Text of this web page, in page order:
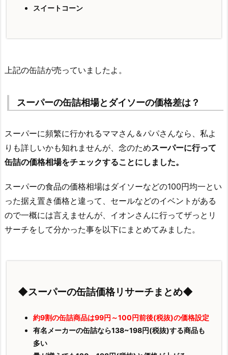
スイートコーン
上記の缶詰が売っていましたよ。
スーパーの缶詰相場とダイソーの価格差は？
スーパーに頻繁に行かれるママさん＆パパさんなら、私よ
りも詳しいかも知れませんが、念のためスーパーに行って
缶詰の価格相場をチェックすることにしました。
スーパーの食品の価格相場はダイソーなどの100円均一とい
った据え置き価格と違って、セールなどのイベントがある
ので一概には言えませんが、イオンさんに行ってザっとリ
サーチをして分かった事を以下にまとめてみました。
◆スーパーの缶詰価格リサーチまとめ◆
約9割の缶詰商品は99円～100円前後(税抜)の価格設定
有名メーカーの缶詰なら138~198円(税抜)する商品も
多い